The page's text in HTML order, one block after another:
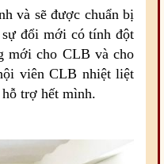
và sẽ được chuẩn bị
đổi mới có tính đột
mới cho CLB và cho
viên CLB nhiệt liệt
trợ hết mình.